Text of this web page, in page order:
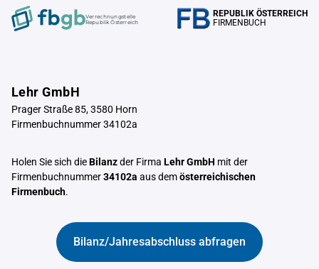
Verrechnungstelle
Republik Österreich
REPUBLIK ÖSTERREICH
FIRMENBUCH
Lehr GmbH
Prager Straße 85, 3580 Horn
Firmenbuchnummer 34102a
Holen Sie sich dieBilanzder Firma Lehr GmbH mit der
Firmenbuchnummer34102a aus demösterreichischen
Firmenbuch.
Bilanz/Jahresabschluss abfragen